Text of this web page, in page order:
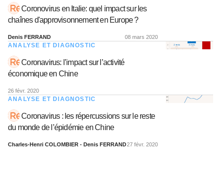
Coronovirus en Italie: quel impact sur les
chaînes d'approvisonnement en Europe ?
Denis FERRAND 08 mars 2020
ANALYSE ET DIAGNOSTIC
Coronavirus: l’impact sur l’activité
économique en Chine
26 févr. 2020
ANALYSE ET DIAGNOSTIC
Coronavirus : les répercussions sur le reste
du monde de l’épidémie en Chine
Charles-Henri COLOMBIER - Denis FERRAND27 févr. 2020